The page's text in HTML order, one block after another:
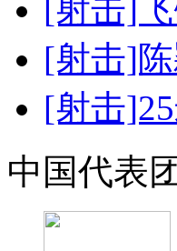
[射击]
[射击]
[射击
中国代表团